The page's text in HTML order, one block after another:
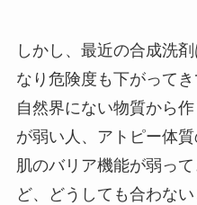
しかし、最近の合成洗
なり危険度も下がって
自然界にない物質から
が弱い人、アトピー体
肌のバリア機能が弱っ
ど、どうしても合わない